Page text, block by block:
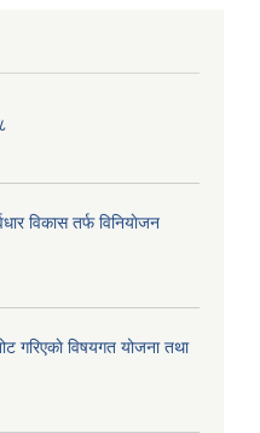
विकास तर्फ विनियाेजन
गरिएकाे विषयगत योजना तथा